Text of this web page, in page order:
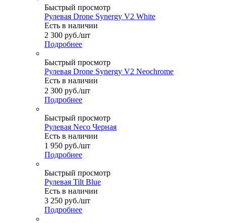
Быстрый просмотр
Рулевая Drone Synergy V2 White
Есть в наличии
2 300 руб./шт
Подробнее
Быстрый просмотр
Рулевая Drone Synergy V2 Neochrome
Есть в наличии
2 300 руб./шт
Подробнее
Быстрый просмотр
Рулевая Neco Черная
Есть в наличии
1 950 руб./шт
Подробнее
Быстрый просмотр
Рулевая Tilt Blue
Есть в наличии
3 250 руб./шт
Подробнее